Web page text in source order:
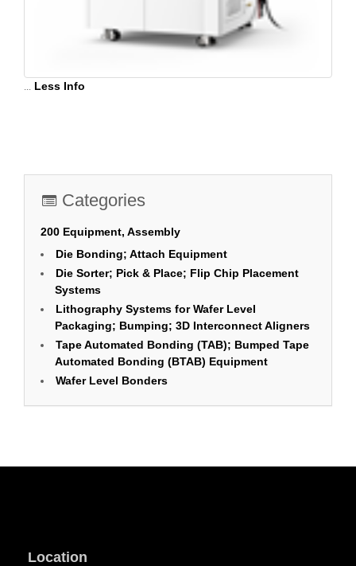
... Less Info
Categories
200 Equipment, Assembly
Die Bonding; Attach Equipment
Die Sorter; Pick & Place; Flip Chip Placement
Systems
Lithography Systems for Wafer Level
Packaging; Bumping; 3D Interconnect Aligners
Tape Automated Bonding (TAB); Bumped Tape
Automated Bonding (BTAB) Equipment
Wafer Level Bonders
Location